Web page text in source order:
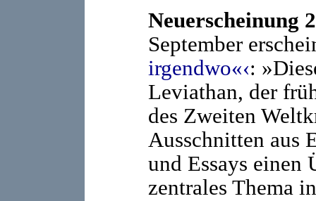
Neuerscheinung
September
irgendwo«‹:
Leviathan, der
des Zweiten
Ausschnitten aus
und Essays einen
zentrales Thema